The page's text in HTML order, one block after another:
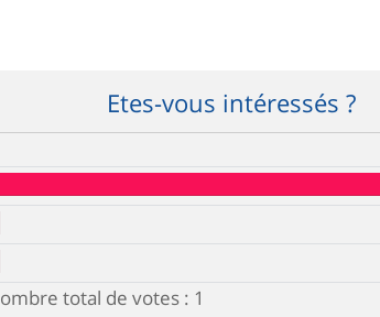
Etes-vous intéressés ?
total de votes : 1